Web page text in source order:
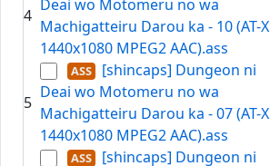
4
Deai wo Motomeru no wa
Machigatteiru Darou ka - 10 (AT-X
1440x1080 MPEG2 AAC).ass
5
[shincaps] Dungeon ni
Deai wo Motomeru no wa
Machigatteiru Darou ka - 07 (AT-X
1440x1080 MPEG2 AAC).ass
[shincaps] Dungeon ni